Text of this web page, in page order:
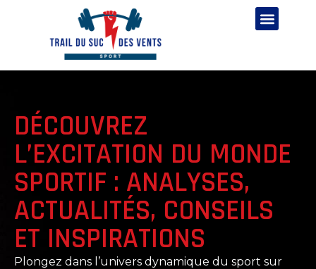
DÉCOUVREZ
L’EXCITATION DU MONDE
SPORTIF : ANALYSES,
ACTUALITÉS, CONSEILS
ET INSPIRATIONS
Plongez dans l’univers dynamique du sport sur